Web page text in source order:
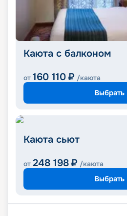
Каюта с балконом
от 160 110 ₽ /каюта
Выбрать
Каюта сьют
от 248 198 ₽ /каюта
Выбрать